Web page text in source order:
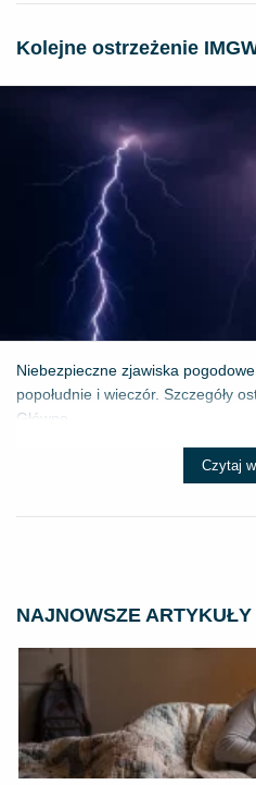
Kolejne ostrzeżenie
Niebezpieczne zjawiska
popołudnie i wieczór. Szczegóły
Główne ...
Czytaj
NAJNOWSZE ARTYKUŁY